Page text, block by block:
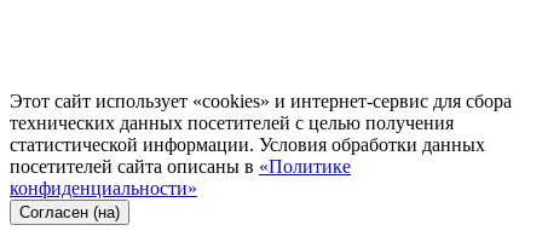
Этот сайт использует «cookies» и интернет-сервис для сбора
технических данных посетителей с целью получения
статистической информации. Условия обработки данных
посетителей сайта описаны в «Политике
конфиденциальности»
Согласен (на)